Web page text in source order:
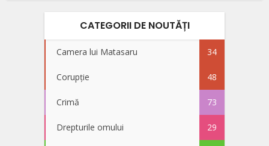
CATEGORII DE NOUTĂȚI
Camera lui Matasaru 34
Corupție 48
Crimă 73
Drepturile omului 29